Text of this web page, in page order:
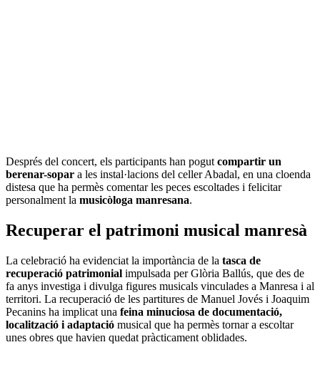
Després del concert, els participants han pogut compartir un
berenar-sopar a les instal·lacions del celler Abadal, en una cloenda
distesa que ha permès comentar les peces escoltades i felicitar
personalment la musicòloga manresana.
Recuperar el patrimoni musical manresà
La celebració ha evidenciat la importància de la tasca de
recuperació patrimonial impulsada per Glòria Ballús, que des de
fa anys investiga i divulga figures musicals vinculades a Manresa i al
territori. La recuperació de les partitures de Manuel Jovés i Joaquim
Pecanins ha implicat una feina minuciosa de documentació,
localització i adaptació musical que ha permès tornar a escoltar
unes obres que havien quedat pràcticament oblidades.